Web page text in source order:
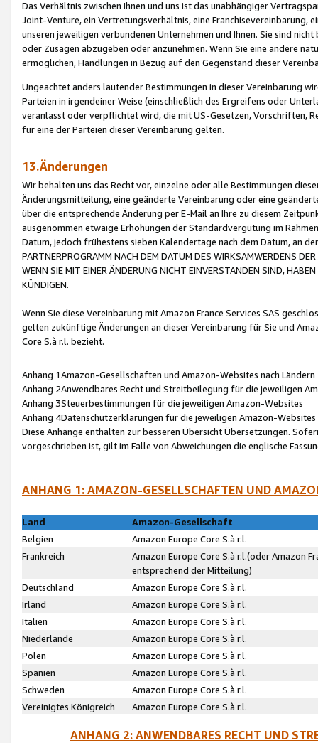
Das Verhältnis zwischen Ihnen und uns ist das unabhängiger
Joint-Venture, ein Vertretungsverhältnis, eine Franchisevereinbarung,
unseren jeweiligen verbundenen Unternehmen und Ihnen. Sie sind
oder Zusagen abzugeben oder anzunehmen. Wenn Sie eine andere
ermöglichen, Handlungen in Bezug auf den Gegenstand dieser
Ungeachtet anders lautender Bestimmungen in dieser Vereinbarung
Parteien in irgendeiner Weise (einschließlich des Ergreifens oder
veranlasst oder verpflichtet wird, die mit US-Gesetzen, Vorschriften,
für eine der Parteien dieser Vereinbarung gelten.
13.Änderungen
Wir behalten uns das Recht vor, einzelne oder alle Bestimmungen
Änderungsmitteilung, eine geänderte Vereinbarung oder eine
über die entsprechende Änderung per E-Mail an Ihre zu diesem
ausgenommen etwaige Erhöhungen der Standardvergütung im
Datum, jedoch frühestens sieben Kalendertage nach dem Datum, an
PARTNERPROGRAMM NACH DEM DATUM DES WIRKSAMWERDENS
WENN SIE MIT EINER ÄNDERUNG NICHT EINVERSTANDEN SIND,
KÜNDIGEN.
Wenn Sie diese Vereinbarung mit Amazon France Services SAS
gelten zukünftige Änderungen an dieser Vereinbarung für Sie und
Core S.à r.l. bezieht.
Anhang 1Amazon-Gesellschaften und Amazon-Websites nach Ländern
Anhang 2Anwendbares Recht und Streitbeilegung für die jeweiligen
Anhang 3Steuerbestimmungen für die jeweiligen Amazon-Websites
Anhang 4Datenschutzerklärungen für die jeweiligen Amazon-Websites
Diese Anhänge enthalten zur besseren Übersicht Übersetzungen.
vorgeschrieben ist, gilt im Falle von Abweichungen die englische
ANHANG 1: AMAZON-GESELLSCHAFTEN UND
Land
Amazon-Gesellschaft
Belgien
Amazon Europe Core S.à r.l.
Frankreich
Amazon Europe Core S.à r.l.(oder Amazon
entsprechend der Mitteilung)
Deutschland
Amazon Europe Core S.à r.l.
Irland
Amazon Europe Core S.à r.l.
Italien
Amazon Europe Core S.à r.l.
Niederlande
Amazon Europe Core S.à r.l.
Polen
Amazon Europe Core S.à r.l.
Spanien
Amazon Europe Core S.à r.l.
Schweden
Amazon Europe Core S.à r.l.
Vereinigtes Königreich
Amazon Europe Core S.à r.l.
ANHANG 2: ANWENDBARES RECHT UND